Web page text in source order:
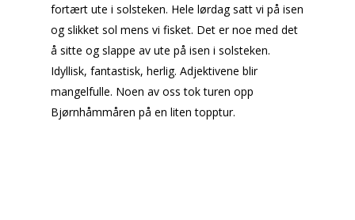
fortært ute i solsteken. Hele lørdag satt vi på isen
og slikket sol mens vi fisket. Det er noe med det
å sitte og slappe av ute på isen i solsteken.
Idyllisk, fantastisk, herlig. Adjektivene blir
mangelfulle. Noen av oss tok turen opp
Bjørnhåmmåren på en liten topptur.